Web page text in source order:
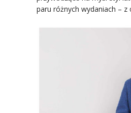
paru różnych wydaniach – z